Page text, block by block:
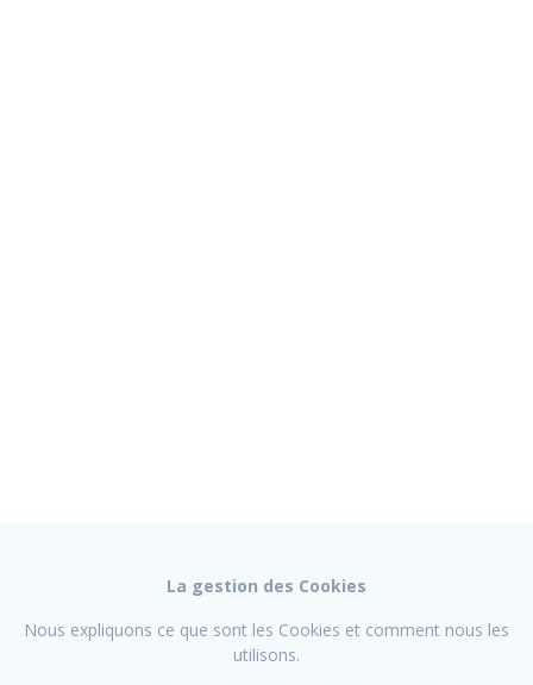
La gestion des Cookies
Nous expliquons ce que sont les Cookies et comment nous les
utilisons.